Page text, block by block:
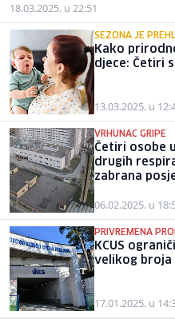
18.03.2025. u 22:51
SEZONA JE
Kako
djece: Četiri
13.03.2025. u
VRHUNAC GRIPE
Četiri osobe
drugih
zabrana
06.02.2025. u
PRIVREMENA
KCUS
velikog broja
17.01.2025. u